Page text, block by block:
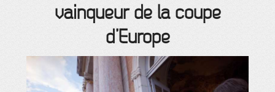
vainqueur de la coupe
d’Europe